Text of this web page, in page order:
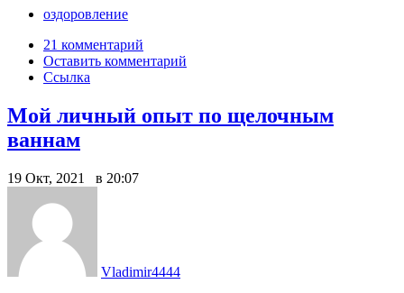
оздоровление
21 комментарий
Оставить комментарий
Ссылка
Мой личный опыт по щелочным
ваннам
19 Окт, 2021 в 20:07
Vladimir4444